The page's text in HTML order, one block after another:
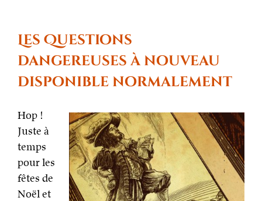
fêtes
Les Questions
dangereuses à nouveau
disponible normalement
Hop !
Juste à
temps
pour les
fêtes de
Noël et